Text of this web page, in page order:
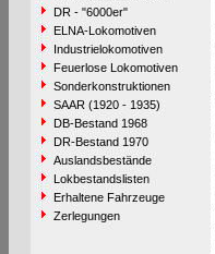
DR - "6000er"
ELNA-Lokomotiven
Industrielokomotiven
Feuerlose Lokomotiven
Sonderkonstruktionen
SAAR (1920 - 1935)
DB-Bestand 1968
DR-Bestand 1970
Auslandsbestände
Lokbestandslisten
Erhaltene Fahrzeuge
Zerlegungen